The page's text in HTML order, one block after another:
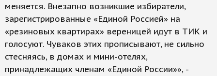
меняется. Внезапно возникшие избиратели,
зарегистрированные «Единой Россией» на
«резиновых квартирах» вереницей идут в ТИК и
голосуют. Чуваков этих прописывают, не сильно
стесняясь, в домах и мини-отелях,
принадлежащих членам «Единой России»», -